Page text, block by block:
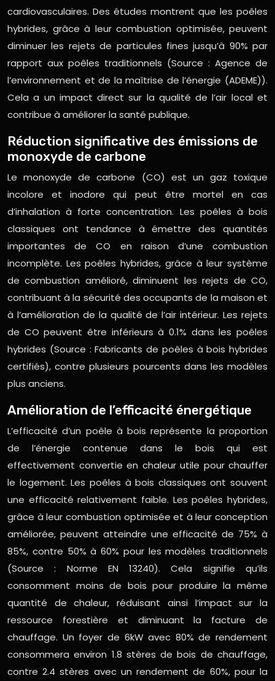
cardiovasculaires. Des études montrent que les poêles
hybrides, grâce à leur combustion optimisée, peuvent
diminuer les rejets de particules fines jusqu’à 90% par
rapport aux poêles traditionnels (Source : Agence de
l’environnement et de la maîtrise de l’énergie (ADEME)).
Cela a un impact direct sur la qualité de l’air local et
contribue à améliorer la santé publique.
Réduction significative des émissions de
monoxyde de carbone
Le monoxyde de carbone (CO) est un gaz toxique
incolore et inodore qui peut être mortel en cas
d’inhalation à forte concentration. Les poêles à bois
classiques ont tendance à émettre des quantités
importantes de CO en raison d’une combustion
incomplète. Les poêles hybrides, grâce à leur système
de combustion amélioré, diminuent les rejets de CO,
contribuant à la sécurité des occupants de la maison et
à l’amélioration de la qualité de l’air intérieur. Les rejets
de CO peuvent être inférieurs à 0.1% dans les poêles
hybrides (Source : Fabricants de poêles à bois hybrides
certifiés), contre plusieurs pourcents dans les modèles
plus anciens.
Amélioration de l’efficacité énergétique
L’efficacité d’un poêle à bois représente la proportion
de l’énergie contenue dans le bois qui est
effectivement convertie en chaleur utile pour chauffer
le logement. Les poêles à bois classiques ont souvent
une efficacité relativement faible. Les poêles hybrides,
grâce à leur combustion optimisée et à leur conception
améliorée, peuvent atteindre une efficacité de 75% à
85%, contre 50% à 60% pour les modèles traditionnels
(Source : Norme EN 13240). Cela signifie qu’ils
consomment moins de bois pour produire la même
quantité de chaleur, réduisant ainsi l’impact sur la
ressource forestière et diminuant la facture de
chauffage. Un foyer de 6kW avec 80% de rendement
consommera environ 1.8 stères de bois de chauffage,
contre 2.4 stères avec un rendement de 60%, pour la